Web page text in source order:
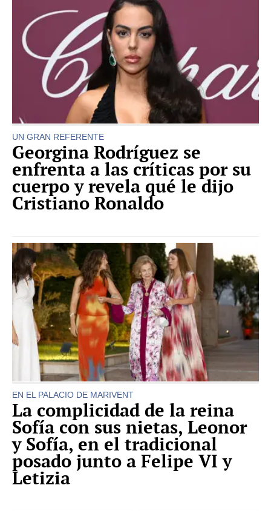
UN GRAN REFERENTE
Georgina Rodríguez se
enfrenta a las críticas por su
cuerpo y revela qué le dijo
Cristiano Ronaldo
EN EL PALACIO DE MARIVENT
La complicidad de la reina
Sofía con sus nietas, Leonor
y Sofía, en el tradicional
posado junto a Felipe VI y
Letizia